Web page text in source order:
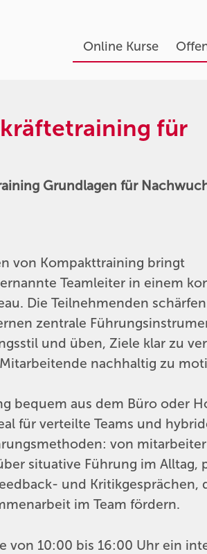
Online Kurse
für
Grundlagen für
von Kompakttraining bringt
Teamleiter in einem
Die Teilnehmenden
zentrale
und üben, Ziele klar zu
nachhaltig zu
bequem aus dem Büro oder
für verteilte Teams und
von
situative Führung im Alltag,
und Kritikgesprächen,
im Team fördern.
von 10:00 bis 16:00 Uhr ein